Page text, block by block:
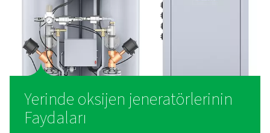
Oksijen Jeneratörü
Basınçlı hava ile çalışan bir oksijen jeneratörü, zeolit
gazları ayırır. Bu malzeme azotu adsorbe eder ve
oksijeni bırakır. Bu işlem sayesinde, oksijen